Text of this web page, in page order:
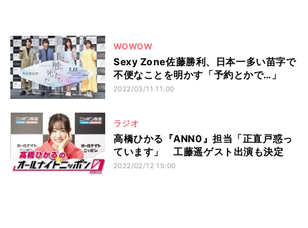
WOWOW
Sexy Zone佐藤勝利、日本一多い苗字で
不便なことを明かす「予約とかで…」
2022/03/11 11:00
ラジオ
高橋ひかる『ANN0』担当「正直戸惑っ
ています」 工藤遥ゲスト出演も決定
2022/02/12 15:00